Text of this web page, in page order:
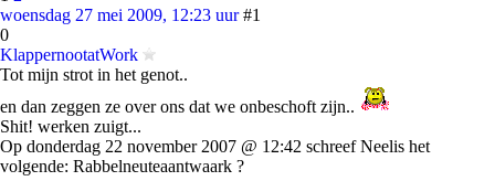
woensdag 27 mei 2009, 12:23 uur #1
0
KlappernootatWork
Tot mijn strot in het genot..
en dan zeggen ze over ons dat we onbeschoft zijn..
Shit! werken zuigt...
Op donderdag 22 november 2007 @ 12:42 schreef Neelis het
volgende: Rabbelneuteaantwaark ?